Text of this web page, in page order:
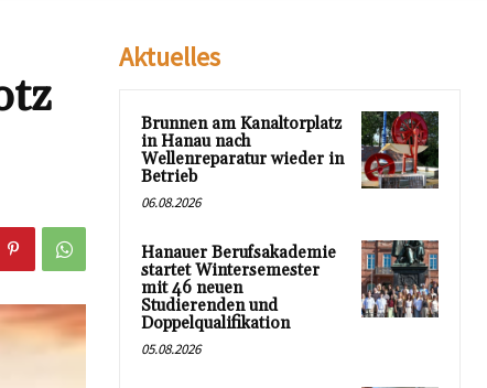
Aktuelles
Brunnen am Kanaltorplatz
in Hanau nach
Wellenreparatur wieder in
Betrieb
06.08.2026
Hanauer Berufsakademie
startet Wintersemester
mit 46 neuen
Studierenden und
Doppelqualifikation
05.08.2026